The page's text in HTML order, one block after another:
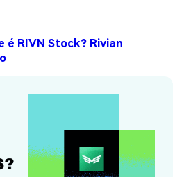
é RIVN Stock? Rivian